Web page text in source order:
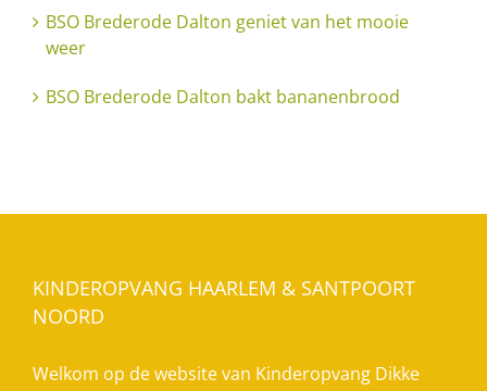
BSO Brederode Dalton geniet van het mooie
weer
BSO Brederode Dalton bakt bananenbrood
KINDEROPVANG HAARLEM & SANTPOORT
NOORD
Welkom op de website van Kinderopvang Dikke